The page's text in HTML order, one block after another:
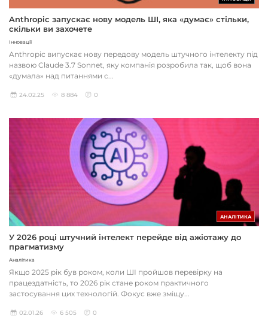
Anthropic запускає нову модель ШІ, яка «думає» стільки,
скільки ви захочете
Інновації
Anthropic випускає нову передову модель штучного інтелекту під
назвою Claude 3.7 Sonnet, яку компанія розробила так, щоб вона
«думала» над питаннями с...
24.02.25 8 884 0
АНАЛІТИКА
У 2026 році штучний інтелект перейде від ажіотажу до
прагматизму
Аналітика
Якщо 2025 рік був роком, коли ШІ пройшов перевірку на
працездатність, то 2026 рік стане роком практичного
застосування цих технологій. Фокус вже зміщу...
02.01.26 6 505 0